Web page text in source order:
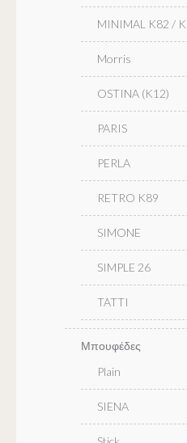
MINIMAL K82 /
Morris
OSTINA (K12)
PARIS
PERLA
RETRO K89
SIMONE
SIMPLE 26
TATTI
Μπουφέδες
Plain
SIENA